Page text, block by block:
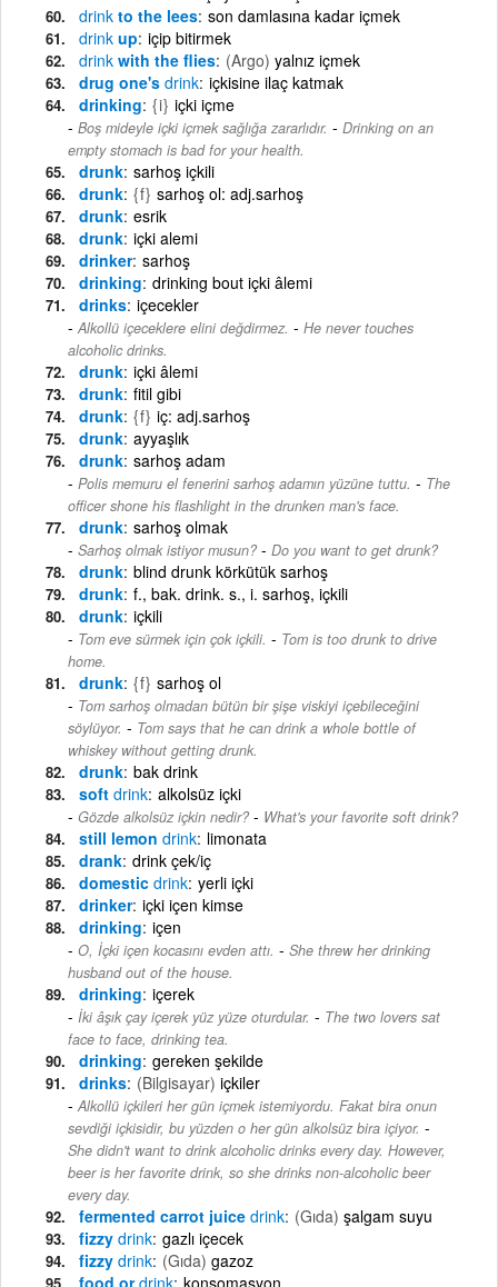
drink to the lees son damlasına kadar içmek
drink up içip bitirmek
drink with the flies (Argo) yalnız içmek
drug one's drink içkisine ilaç katmak
drinking {i} içki içme
Boş mideyle içki içmek sağlığa zararlıdır. - Drinking on an
empty stomach is bad for your health.
drunk sarhoş içkili
drunk {f} sarhoş ol: adj.sarhoş
drunk esrik
drunk içki alemi
drinker sarhoş
drinking drinking bout içki âlemi
drinks içecekler
Alkollü içeceklere elini değdirmez. - He never touches
alcoholic drinks.
drunk içki âlemi
drunk fitil gibi
drunk {f} iç: adj.sarhoş
drunk ayyaşlık
drunk sarhoş adam
Polis memuru el fenerini sarhoş adamın yüzüne tuttu. - The
officer shone his flashlight in the drunken man's face.
drunk sarhoş olmak
Sarhoş olmak istiyor musun? - Do you want to get drunk?
drunk blind drunk körkütük sarhoş
drunk f., bak. drink. s., i. sarhoş, içkili
drunk içkili
Tom eve sürmek için çok içkili. - Tom is too drunk to drive
home.
drunk {f} sarhoş ol
Tom sarhoş olmadan bütün bir şişe viskiyi içebileceğini
söylüyor. - Tom says that he can drink a whole bottle of
whiskey without getting drunk.
drunk bak drink
soft drink alkolsüz içki
Gözde alkolsüz içkin nedir? - What's your favorite soft drink?
still lemon drink limonata
drank drink çek/iç
domestic drink yerli içki
drinker içki içen kimse
drinking içen
O, İçki içen kocasını evden attı. - She threw her drinking
husband out of the house.
drinking içerek
İki âşık çay içerek yüz yüze oturdular. - The two lovers sat
face to face, drinking tea.
drinking gereken şekilde
drinks (Bilgisayar) içkiler
Alkollü içkileri her gün içmek istemiyordu. Fakat bira onun
sevdiği içkisidir, bu yüzden o her gün alkolsüz bira içiyor. -
She didn't want to drink alcoholic drinks every day. However,
beer is her favorite drink, so she drinks non-alcoholic beer
every day.
fermented carrot juice drink (Gıda) şalgam suyu
fizzy drink gazlı içecek
fizzy drink (Gıda) gazoz
food ordrink konsomasyon